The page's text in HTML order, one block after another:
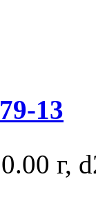
13
г,